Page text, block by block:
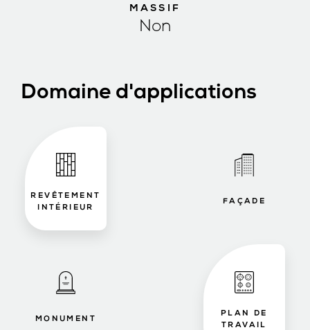
MASSIF
Non
Domaine d'applications
REVÊTEMENT
INTÉRIEUR
FAÇADE
MONUMENT
PLAN DE
TRAVAIL